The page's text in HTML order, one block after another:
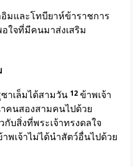
มและโทบียาห์ข้าราชการ
ใจที่มีคนมาส่งเสริม
าเล็มได้สามวัน 12ข้าพเจ้า
คนสองสามคนไปด้วย
กับสิ่งที่พระเจ้าทรงดลใจ
พเจ้าไม่ได้นำสัตว์อื่นไปด้วย